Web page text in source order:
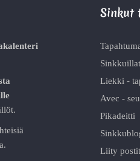
Sinkut
Sinkkuillat
Liekki -
Avec -
Pikadeitti
Liity